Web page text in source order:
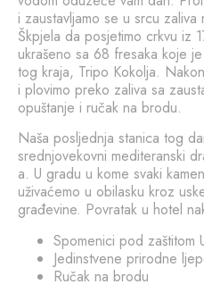
i zaustavljamo se u srcu
Škpjela da posjetimo crkvu iz
ukrašeno sa 68 fresaka koje
tog kraja, Tripo Kokolja.
i plovimo preko zaliva sa
opuštanje i ručak na brodu.
Naša posljednja stanica tog
srednjovekovni mediteranski
a. U gradu u kome svaki
uživaćemo u obilasku kroz
građevine. Povratak u hotel
Spomenici pod zaštitom
Jedinstvene prirodne
Ručak na brodu